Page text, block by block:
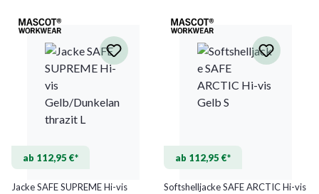
ab 112,95 €*
Jacke SAFE SUPREME Hi-vis
ab 112,95 €*
Softshelljacke SAFE ARCTIC Hi-vis